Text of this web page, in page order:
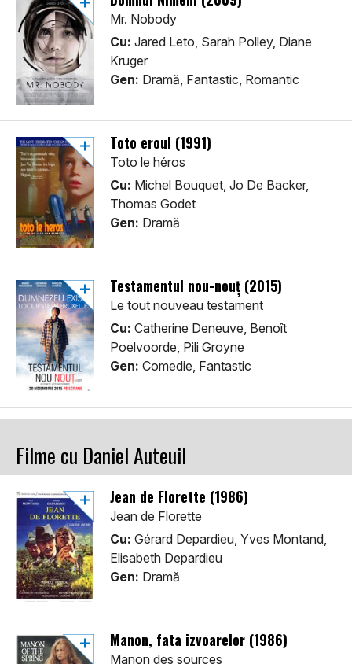
Mr. Nobody
Cu: Jared Leto, Sarah Polley, Diane
Kruger
Gen: Dramă, Fantastic, Romantic
Toto eroul (1991)
Toto le héros
Cu: Michel Bouquet, Jo De Backer,
Thomas Godet
Gen: Dramă
Testamentul nou-nouț (2015)
Le tout nouveau testament
Cu: Catherine Deneuve, Benoît
Poelvoorde, Pili Groyne
Gen: Comedie, Fantastic
Filme cu Daniel Auteuil
Jean de Florette (1986)
Jean de Florette
Cu: Gérard Depardieu, Yves Montand,
Elisabeth Depardieu
Gen: Dramă
Manon, fata izvoarelor (1986)
Manon des sources